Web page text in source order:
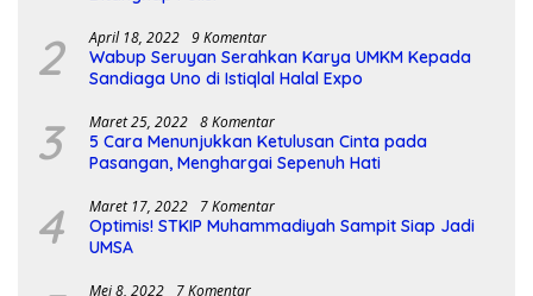
2 April 18, 2022 9 Komentar
Wabup Seruyan Serahkan Karya UMKM Kepada
Sandiaga Uno di Istiqlal Halal Expo
3 Maret 25, 2022 8 Komentar
5 Cara Menunjukkan Ketulusan Cinta pada
Pasangan, Menghargai Sepenuh Hati
4 Maret 17, 2022 7 Komentar
Optimis! STKIP Muhammadiyah Sampit Siap Jadi
UMSA
Mei 8, 2022 7 Komentar